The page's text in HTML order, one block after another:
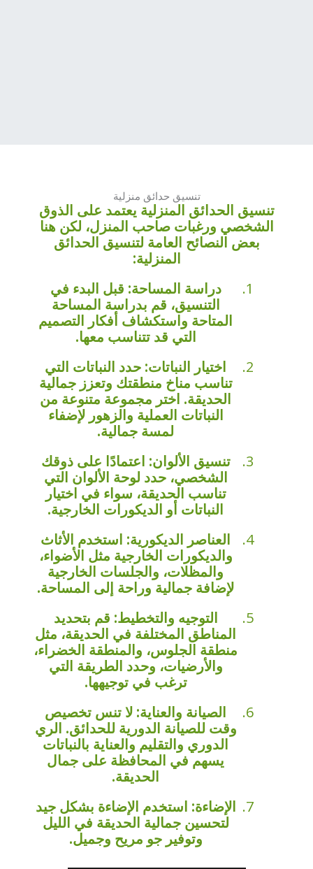
تنسيق حدائق منزلية
تنسيق الحدائق المنزلية يعتمد على الذوق
الشخصي ورغبات صاحب المنزل، لكن هنا
بعض النصائح العامة لتنسيق الحدائق
المنزلية:
دراسة المساحة: قبل البدء في
التنسيق، قم بدراسة المساحة
المتاحة واستكشاف أفكار التصميم
التي قد تتناسب معها.
اختيار النباتات: حدد النباتات التي
تناسب مناخ منطقتك وتعزز جمالية
الحديقة. اختر مجموعة متنوعة من
النباتات العملية والزهور لإضفاء
لمسة جمالية.
تنسيق الألوان: اعتمادًا على ذوقك
الشخصي، حدد لوحة الألوان التي
تناسب الحديقة، سواء في اختيار
النباتات أو الديكورات الخارجية.
العناصر الديكورية: استخدم الأثاث
والديكورات الخارجية مثل الأضواء،
والمظلات، والجلسات الخارجية
لإضافة جمالية وراحة إلى المساحة.
التوجيه والتخطيط: قم بتحديد
المناطق المختلفة في الحديقة، مثل
منطقة الجلوس، والمنطقة الخضراء،
والأرضيات، وحدد الطريقة التي
ترغب في توجيهها.
الصيانة والعناية: لا تنس تخصيص
وقت للصيانة الدورية للحدائق. الري
الدوري والتقليم والعناية بالنباتات
يسهم في المحافظة على جمال
الحديقة.
الإضاءة: استخدم الإضاءة بشكل جيد
لتحسين جمالية الحديقة في الليل
وتوفير جو مريح وجميل.